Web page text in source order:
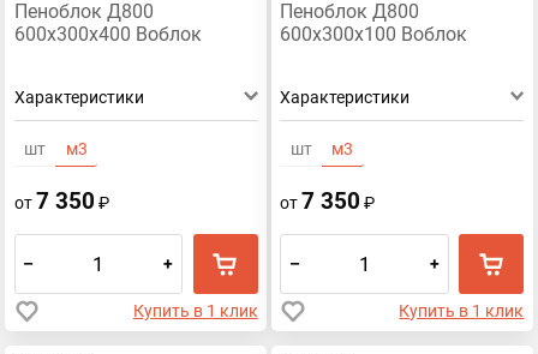
Пеноблок Д800
600х300х400 Воблок
Характеристики
шт м3
от7 350 ₽
– +
Купить в 1 клик
Пеноблок Д800
600х300х100 Воблок
Характеристики
шт м3
от7 350 ₽
– +
Купить в 1 клик